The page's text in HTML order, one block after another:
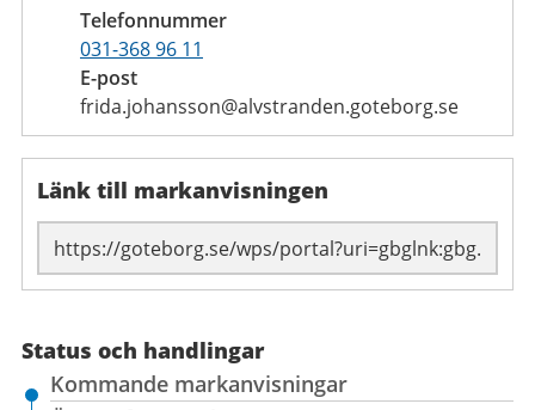
Telefonnummer
031-368 96 11
E-post
frida.johansson@alvstranden.goteborg.se
Länk till markanvisningen
Länk till sidan:
Status och handlingar
Kommande markanvisningar